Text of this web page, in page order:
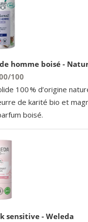
homme boisé -
100
100 % d’origine
de karité bio et
boisé.
sensitive - Weleda